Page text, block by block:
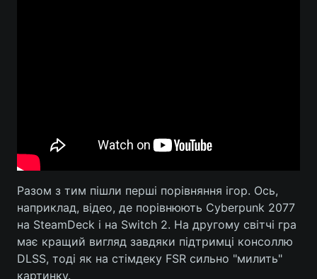
Разом з тим пішли перші порівняння ігор. Ось,
наприклад, відео, де порівнюють Cyberpunk 2077
на SteamDeck і на Switch 2. На другому світчі гра
має кращий вигляд завдяки підтримці консоллю
DLSS, тоді як на стімдеку FSR сильно "милить"
картинку.